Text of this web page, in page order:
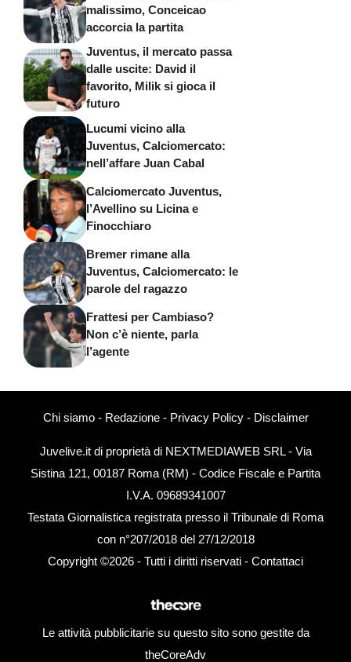
malissimo, Conceicao
accorcia la partita
Juventus, il mercato passa
dalle uscite: David il
favorito, Milik si gioca il
futuro
Lucumi vicino alla
Juventus, Calciomercato:
nell’affare Juan Cabal
Calciomercato Juventus,
l’Avellino su Licina e
Finocchiaro
Bremer rimane alla
Juventus, Calciomercato: le
parole del ragazzo
Frattesi per Cambiaso?
Non c’è niente, parla
l’agente
Chi siamo- Redazione- Privacy Policy- Disclaimer
Juvelive.it di proprietà di NEXTMEDIAWEB SRL - Via
Sistina 121, 00187 Roma (RM) - Codice Fiscale e Partita
I.V.A. 09689341007
Testata Giornalistica registrata presso il Tribunale di Roma
con n°207/2018 del 27/12/2018
Copyright ©2026 - Tutti i diritti riservati - Contattaci
Le attività pubblicitarie su questo sito sono gestite da
theCoreAdv